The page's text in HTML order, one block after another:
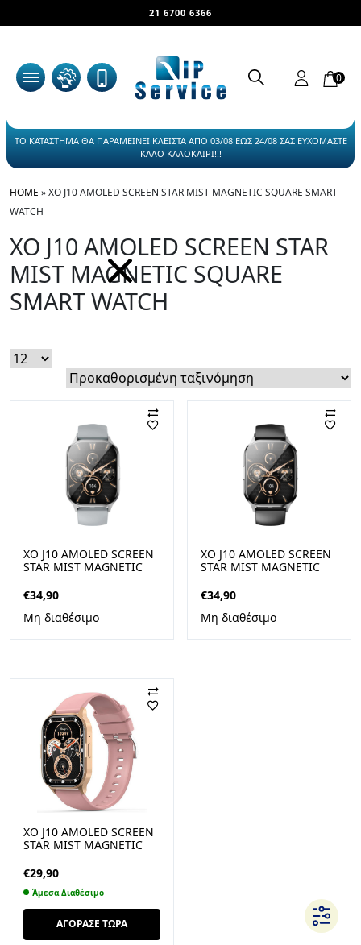
21 6700 6366
0
ΤΟ ΚΑΤΑΣΤΗΜΑ ΘΑ ΠΑΡΑΜΕΙΝΕΙ ΚΛΕΙΣΤΑ ΑΠΟ 03/08 ΕΩΣ 24/08 ΣΑΣ ΕΥΧΟΜΑΣΤΕ
ΚΑΛΟ ΚΑΛΟΚΑΙΡΙ!!!
HOME »XO J10 AMOLED SCREEN STAR MIST MAGNETIC SQUARE SMART
WATCH
XO J10 AMOLED SCREEN STAR
MIST MAGNETIC SQUARE
SMART WATCH
XO J10 AMOLED SCREEN
STAR MIST MAGNETIC
CALL FUNCTION, ΓΚΡΙ
€34,90
Μη διαθέσιμο
XO J10 AMOLED SCREEN
STAR MIST MAGNETIC
CALL FUNCTION, ΜΑΥΡΟ
€34,90
Μη διαθέσιμο
XO J10 AMOLED SCREEN
STAR MIST MAGNETIC
CALL FUNCTION, ΡΟΖ
€29,90
Άμεσα Διαθέσιμο
ΑΓΟΡΑΣΕ ΤΩΡΑ